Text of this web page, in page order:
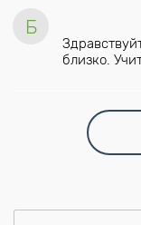
Б
близко.